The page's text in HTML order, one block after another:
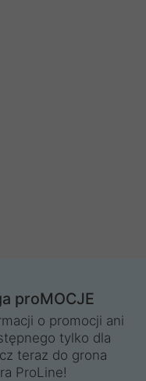
proMOCJE
o promocji ani
tylko dla
teraz do grona
ProLine!